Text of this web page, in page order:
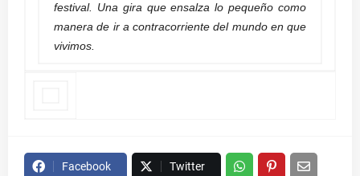
festival. Una gira que ensalza lo pequeño como
manera de ir a contracorriente del mundo en que
vivimos.
Facebook Twitter